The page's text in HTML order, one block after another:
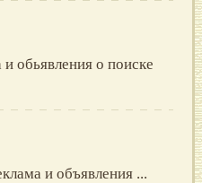
и обьявления о поиске
и объявления ...